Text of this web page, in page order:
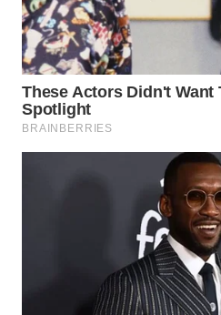
WN
LABUHANBATU
WN
TAPANULI